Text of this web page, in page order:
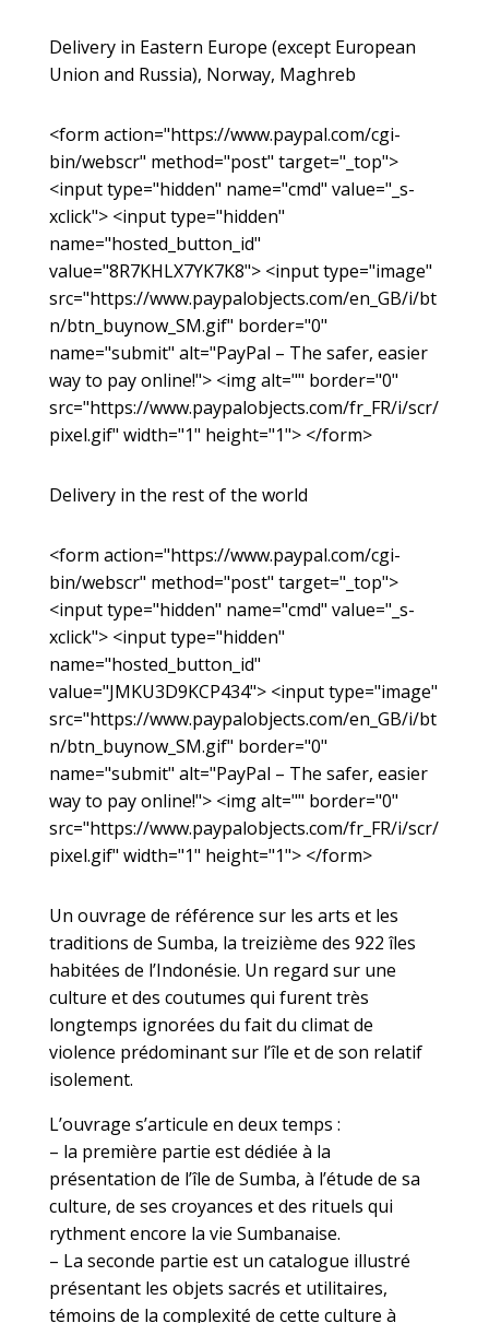
Delivery in Eastern Europe (except European
Union and Russia), Norway, Maghreb
<form action="https://www.paypal.com/cgi-
bin/webscr" method="post" target="_top">
<input type="hidden" name="cmd" value="_s-
xclick"> <input type="hidden"
name="hosted_button_id"
value="8R7KHLX7YK7K8"> <input type="image"
src="https://www.paypalobjects.com/en_GB/i/bt
n/btn_buynow_SM.gif" border="0"
name="submit" alt="PayPal – The safer, easier
way to pay online!"> <img alt="" border="0"
src="https://www.paypalobjects.com/fr_FR/i/scr/
pixel.gif" width="1" height="1"> </form>
Delivery in the rest of the world
<form action="https://www.paypal.com/cgi-
bin/webscr" method="post" target="_top">
<input type="hidden" name="cmd" value="_s-
xclick"> <input type="hidden"
name="hosted_button_id"
value="JMKU3D9KCP434"> <input type="image"
src="https://www.paypalobjects.com/en_GB/i/bt
n/btn_buynow_SM.gif" border="0"
name="submit" alt="PayPal – The safer, easier
way to pay online!"> <img alt="" border="0"
src="https://www.paypalobjects.com/fr_FR/i/scr/
pixel.gif" width="1" height="1"> </form>
Un ouvrage de référence sur les arts et les
traditions de Sumba, la treizième des 922 îles
habitées de l’Indonésie. Un regard sur une
culture et des coutumes qui furent très
longtemps ignorées du fait du climat de
violence prédominant sur l’île et de son relatif
isolement.
L’ouvrage s’articule en deux temps :
– la première partie est dédiée à la
présentation de l’île de Sumba, à l’étude de sa
culture, de ses croyances et des rituels qui
rythment encore la vie Sumbanaise.
– La seconde partie est un catalogue illustré
présentant les objets sacrés et utilitaires,
témoins de la complexité de cette culture à